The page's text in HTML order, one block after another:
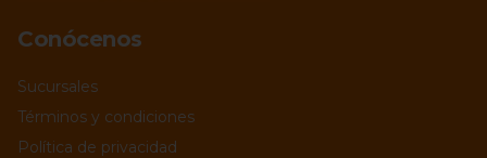
Conócenos
Sucursales
Términos y condiciones
Política de privacidad